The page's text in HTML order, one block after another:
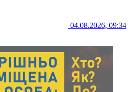
04.08.2026, 09:34